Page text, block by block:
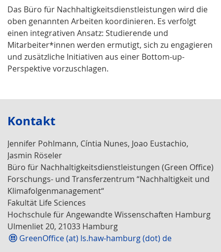
Das Büro für Nachhaltigkeitsdienstleistungen wird die
oben genannten Arbeiten koordinieren. Es verfolgt
einen integrativen Ansatz: Studierende und
Mitarbeiter*innen werden ermutigt, sich zu engagieren
und zusätzliche Initiativen aus einer Bottom-up-
Perspektive vorzuschlagen.
Kontakt
Jennifer Pohlmann, Cíntia Nunes, Joao Eustachio,
Jasmin Röseler
Büro für Nachhaltigkeitsdienstleistungen (Green Office)
Forschungs- und Transferzentrum “Nachhaltigkeit und
Klimafolgenmanagement“
Fakultät Life Sciences
Hochschule für Angewandte Wissenschaften Hamburg
Ulmenliet 20, 21033 Hamburg
GreenOffice (at) ls.haw-hamburg (dot) de